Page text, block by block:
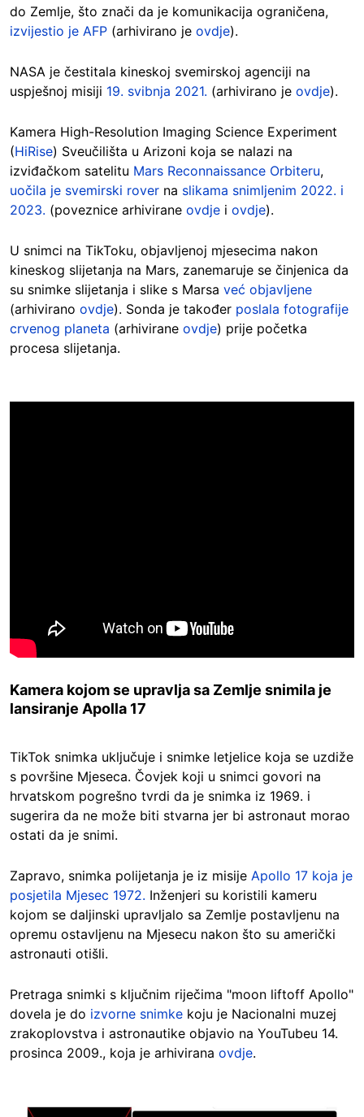
do Zemlje, što znači da je komunikacija ograničena,
izvijestio je AFP (arhivirano je ovdje).
NASA je čestitala kineskoj svemirskoj agenciji na
uspješnoj misiji 19. svibnja 2021. (arhivirano je ovdje).
Kamera High-Resolution Imaging Science Experiment
(HiRise) Sveučilišta u Arizoni koja se nalazi na
izviđačkom satelitu Mars Reconnaissance Orbiteru,
uočila je svemirski rover na slikama snimljenim 2022. i
2023. (poveznice arhivirane ovdje i ovdje).
U snimci na TikToku, objavljenoj mjesecima nakon
kineskog slijetanja na Mars, zanemaruje se činjenica da
su snimke slijetanja i slike s Marsa već objavljene
(arhivirano ovdje). Sonda je također poslala fotografije
crvenog planeta (arhivirane ovdje) prije početka
procesa slijetanja.
Kamera kojom se upravlja sa Zemlje snimila je
lansiranje Apolla 17
TikTok snimka uključuje i snimke letjelice koja se uzdiže
s površine Mjeseca. Čovjek koji u snimci govori na
hrvatskom pogrešno tvrdi da je snimka iz 1969. i
sugerira da ne može biti stvarna jer bi astronaut morao
ostati da je snimi.
Zapravo, snimka polijetanja je iz misije Apollo 17 koja je
posjetila Mjesec 1972. Inženjeri su koristili kameru
kojom se daljinski upravljalo sa Zemlje postavljenu na
opremu ostavljenu na Mjesecu nakon što su američki
astronauti otišli.
Pretraga snimki s ključnim riječima "moon liftoff Apollo"
dovela je do izvorne snimke koju je Nacionalni muzej
zrakoplovstva i astronautike objavio na YouTubeu 14.
prosinca 2009., koja je arhivirana ovdje.